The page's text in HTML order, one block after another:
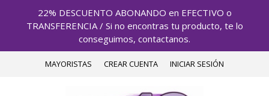
22% DESCUENTO ABONANDO en EFECTIVO o
TRANSFERENCIA / Si no encontras tu producto, te lo
conseguimos, contactanos.
MAYORISTAS CREAR CUENTA INICIAR SESIÓN